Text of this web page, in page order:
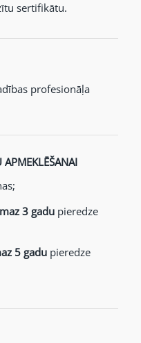
sertifikātu.
profesionāļa
3 gadu pieredze
5 gadu pieredze